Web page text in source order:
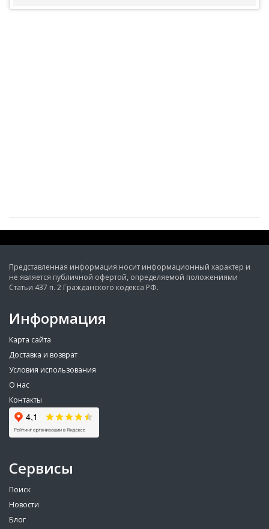
Представленная информация носит информационный характер и
не является публичной офертой, определяемой положениями
Статьи 437 п. 2 Гражданского кодекса РФ.
Информация
Карта сайта
Доставка и возврат
Условия использования
О нас
Контакты
Сервисы
Поиск
Новости
Блог